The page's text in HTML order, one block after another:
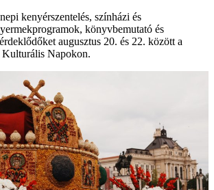
kenyérszentelés, színházi és
könyvbemutató és
augusztus 20. és 22. között a
Napokon.